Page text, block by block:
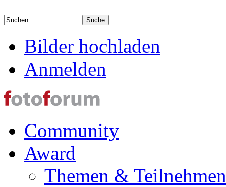
Suchformular
Bilder hochladen
Anmelden
Community
Award
Themen & Teilnehmen